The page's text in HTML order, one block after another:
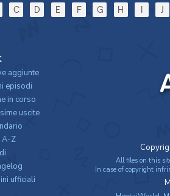
C D E F G H I J
All files on this
In case of copyright
aggiunte
episodi
in corso
uscite
A-Z
ufficiali